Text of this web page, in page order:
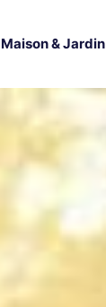
Maison & Jardin